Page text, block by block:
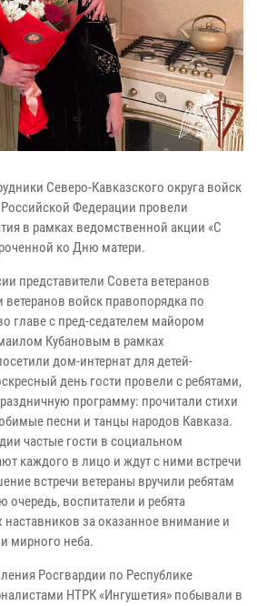
Северо-Кавказского округа войск
Федерации провели
в рамках ведомственной акции «С
ко Дню матери.
представители Совета ветеранов
войск правопорядка по
главе с пред-седателем майором
Кубановым в рамках
дом-интернат для детей-
день гости провели с ребятами,
программу: прочитали стихи
песни и танцы народов Кавказа.
частые гости в социальном
каждого в лицо и ждут с ними встречи
встречи ветераны вручили ребятам
очередь, воспитатели и ребята
наставников за оказанное внимание и
мирного неба.
Росгвардии по Республике
НТРК «Ингушетия» побывали в